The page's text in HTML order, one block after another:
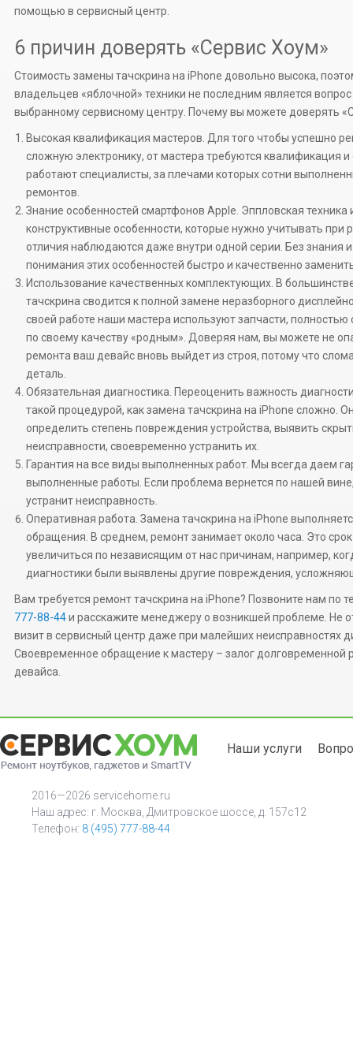
помощью в сервисный центр.
6 причин доверять «Сервис Хоум»
Стоимость замены тачскрина на iPhone довольно высока,
владельцев «яблочной» техники не последним является
выбранному сервисному центру. Почему вы можете доверять
Высокая квалификация мастеров. Для того чтобы успешно
сложную электронику, от мастера требуются квалификация
работают специалисты, за плечами которых сотни
ремонтов.
Знание особенностей смартфонов Apple. Эппловская техника
конструктивные особенности, которые нужно учитывать при
отличия наблюдаются даже внутри одной серии. Без знания
понимания этих особенностей быстро и качественно
Использование качественных комплектующих. В
тачскрина сводится к полной замене неразборного
своей работе наши мастера используют запчасти,
по своему качеству «родным». Доверяя нам, вы можете не
ремонта ваш девайс вновь выйдет из строя, потому что
деталь.
Обязательная диагностика. Переоценить важность
такой процедурой, как замена тачскрина на iPhone сложно.
определить степень повреждения устройства, выявить
неисправности, своевременно устранить их.
Гарантия на все виды выполненных работ. Мы всегда даем
выполненные работы. Если проблема вернется по нашей
устранит неисправность.
Оперативная работа. Замена тачскрина на iPhone
обращения. В среднем, ремонт занимает около часа. Это
увеличиться по независящим от нас причинам, например,
диагностики были выявлены другие повреждения,
Вам требуется ремонт тачскрина на iPhone? Позвоните нам по
777-88-44и расскажите менеджеру о возникшей проблеме. Не
визит в сервисный центр даже при малейших неисправностях
Своевременное обращение к мастеру – залог долговременной
девайса.
Наши услуги
2016—2026 servicehome.ru
Наш адрес: г. Москва, Дмитровское шоссе, д. 157с12
Телефон: 8 (495) 777-88-44